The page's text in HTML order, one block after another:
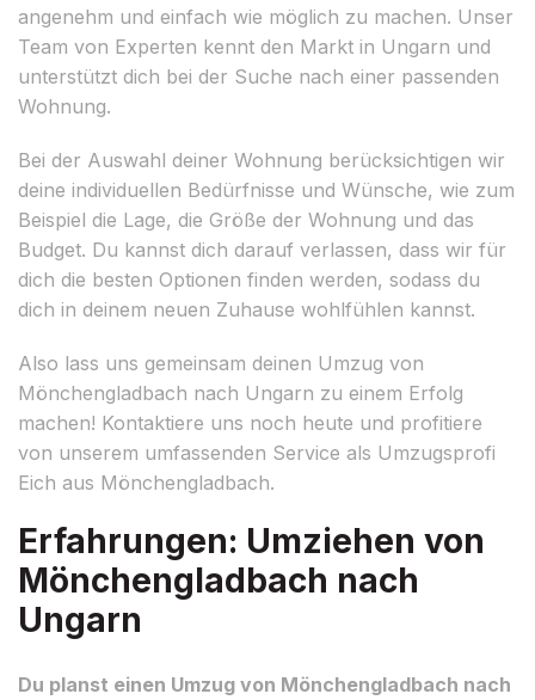
angenehm und einfach wie möglich zu machen. Unser
Team von Experten kennt den Markt in Ungarn und
unterstützt dich bei der Suche nach einer passenden
Wohnung.
Bei der Auswahl deiner Wohnung berücksichtigen wir
deine individuellen Bedürfnisse und Wünsche, wie zum
Beispiel die Lage, die Größe der Wohnung und das
Budget. Du kannst dich darauf verlassen, dass wir für
dich die besten Optionen finden werden, sodass du
dich in deinem neuen Zuhause wohlfühlen kannst.
Also lass uns gemeinsam deinen Umzug von
Mönchengladbach nach Ungarn zu einem Erfolg
machen! Kontaktiere uns noch heute und profitiere
von unserem umfassenden Service als Umzugsprofi
Eich aus Mönchengladbach.
Erfahrungen: Umziehen von
Mönchengladbach nach
Ungarn
Du planst einen Umzug von Mönchengladbach nach